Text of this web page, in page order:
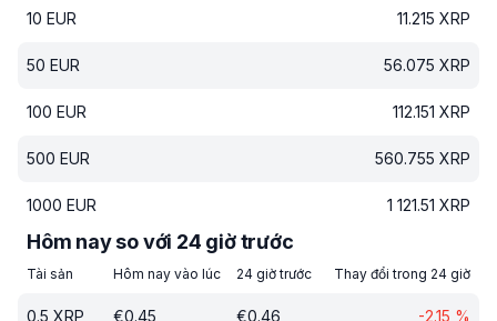
10 EUR 11.215 XRP
50 EUR 56.075 XRP
100 EUR 112.151 XRP
500 EUR 560.755 XRP
1000 EUR 1 121.51 XRP
Hôm nay so với 24 giờ trước
Tài sản Hôm nay vào lúc 24 giờ trước Thay đổi trong 24 giờ
0.5 XRP €0.45 €0.46 -2.15 %